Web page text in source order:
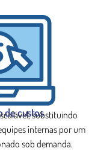
de custossubstituindo
internas por um
sob demanda.